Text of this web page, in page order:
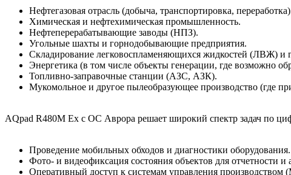
Нефтегазовая отрасль (добыча, транспортировка,
Химическая и нефтехимическая промышленность.
Нефтеперерабатывающие заводы (НПЗ).
Угольные шахты и горнодобывающие предприятия.
Складирование легковоспламеняющихся жидкостей (ЛВЖ) и
Энергетика (в том числе объекты генерации, где возможно
Топливно-заправочные станции (АЗС, АЗК).
Мукомольное и другое пылеобразующее производство (где
AQpad R480M Ex с ОС Аврора решает широкий спектр задач по
Проведение мобильных обходов и диагностики оборудования.
Фото- и видеофиксация состояния объектов для отчетности и
Оперативный доступ к системам управления производством